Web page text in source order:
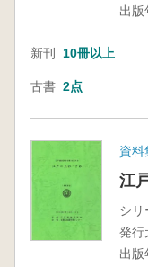
出版
新刊 10冊以上
古書 2点
資料
江
シリ
発行
出版